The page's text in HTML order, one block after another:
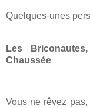
Quelques-unes
Les
Chaussée
Vous ne rêvez